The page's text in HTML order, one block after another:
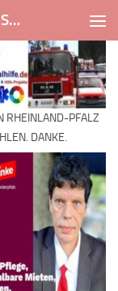
Regionalhilfe. de ISMOT International Social And Medical Outreach Team
RHEINLAND-PFALZ
DANKE.